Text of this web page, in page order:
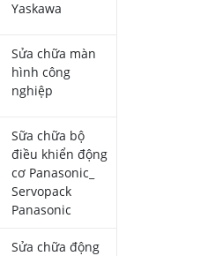
Yaskawa
Sửa chữa màn
hình công
nghiệp
Sữa chữa bộ
điều khiển động
cơ Panasonic_
Servopack
Panasonic
Sửa chữa động